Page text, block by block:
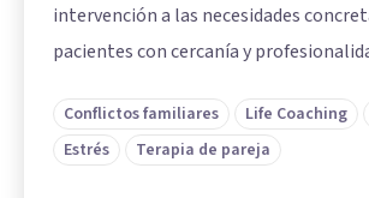
intervención a las necesidades
pacientes con cercanía y
Conflictos familiares Life Coaching
Estrés
Terapia de pareja